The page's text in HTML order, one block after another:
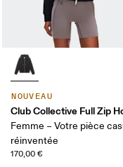
NOUVEAU
Club Collective Full Zip
Femme – Votre pièce
réinventée
170,00 €